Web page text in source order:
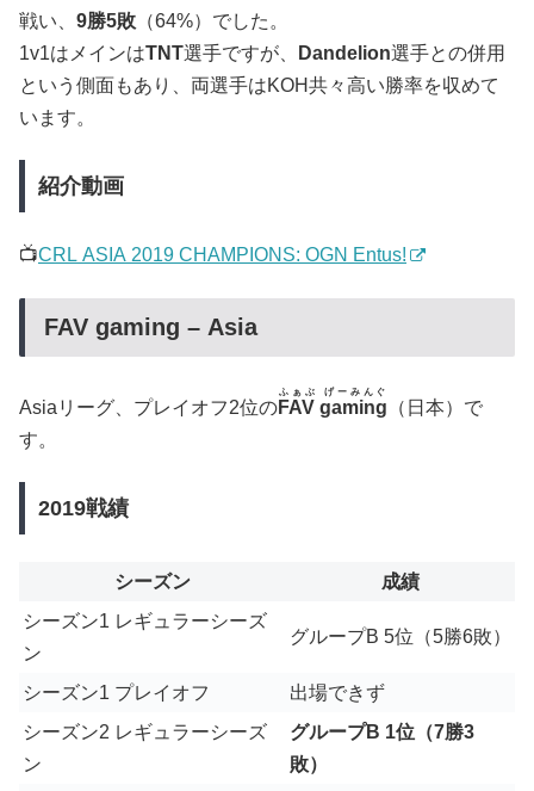
戦い、 9勝5敗 （64%）でした。
1v1はメインはTNT選手ですが、 Dandelion選手との併用
という側面もあり、両選手はKOH共々高い勝率を収めて
います。
紹介動画
📺CRL ASIA 2019 CHAMPIONS: OGN Entus!
FAV gaming – Asia
Asiaリーグ、プレイオフ2位のFAV gaming
ふぁぶ げーみんぐ
（日本）で
す。
2019戦績
シーズン
成績
シーズン1 レギュラーシーズ
ン
グループB 5位（5勝6敗）
シーズン1 プレイオフ
出場できず
シーズン2 レギュラーシーズ
ン
グループB 1位（7勝3
敗）